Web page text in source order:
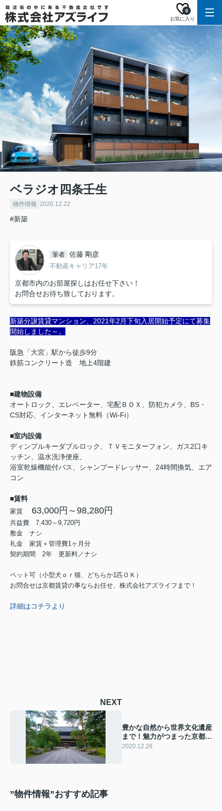
お気に入り
0
ベラジオ四条壬生
物件情報 2020.12.22
#新築
筆者 佐藤 剛彦
不動産キャリア17年
京都市内のお部屋探しはお任せ下さい！
お問合せお待ち致しております。
新築分譲賃貸マンション、2021年2月下旬入居開始予定にて募集
開始しました～。
阪急「大宮」駅から徒歩9分
鉄筋コンクリート造 地上4階建
■建物設備
オートロック、エレベーター、宅配ＢＯＸ、防犯カメラ、BS・
CS対応、インターネット無料（Wi-Fi）
■室内設備
ディンプルキーダブルロック、ＴＶモニターフォン、ガス2口キ
ッチン、温水洗浄便座、
浴室乾燥機能付バス、シャンプードレッサー、24時間換気、エア
コン
■賃料
家賃 63,000円～98,280円
共益費 7,430～9,720円
敷金 ナシ
礼金 家賃＋管理費1ヶ月分
契約期間 2年 更新料／ナシ
ペット可（小型犬ｏｒ猫、どちらか1匹ＯＫ）
お問合せは京都賃貸の事ならお任せ、株式会社アズライフまで！
詳細はコチラより
NEXT
豊かな自然から世界文化遺産
まで！魅力がつまった京都府
左京区の住みやすさとは
2020.12.26
”物件情報”おすすめ記事